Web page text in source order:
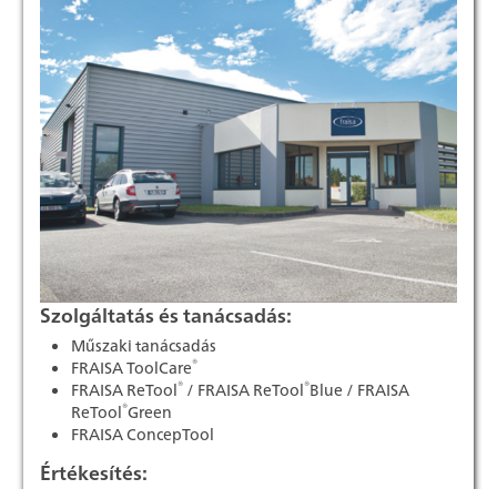
Szolgáltatás és tanácsadás:
Műszaki tanácsadás
FRAISA ToolCare®
FRAISA ReTool® / FRAISA ReTool®Blue / FRAISA
ReTool®Green
FRAISA ConcepTool
Értékesítés: